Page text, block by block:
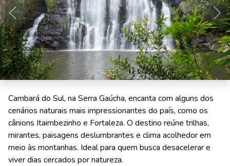
Anterior
Cambará do Sul, na Serra Gaúcha, encanta com alguns dos
cenários naturais mais impressionantes do país, como os
cânions Itaimbezinho e Fortaleza. O destino reúne trilhas,
mirantes, paisagens deslumbrantes e clima acolhedor em
meio às montanhas. Ideal para quem busca desacelerar e
viver dias cercados por natureza.